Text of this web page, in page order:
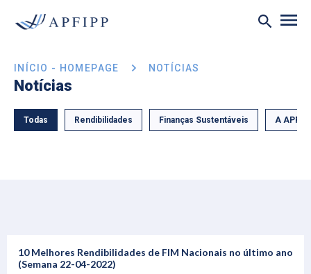
INÍCIO - HOMEPAGE NOTÍCIAS
Notícias
Todas Rendibilidades Finanças Sustentáveis A
10 Melhores Rendibilidades de FIM Nacionais no último ano
(Semana 22-04-2022)